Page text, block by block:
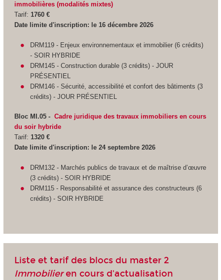
immobilières (modalités mixtes)
Tarif: 1760 €
Date limite d'inscription: le 16 décembre 2026
DRM119 - Enjeux environnementaux et immobilier (6 crédits)
- SOIR HYBRIDE
DRM145 - Construction durable (3 crédits) - JOUR
PRÉSENTIEL
DRM146 - Sécurité, accessibilité et confort des bâtiments (3
crédits) - JOUR PRÉSENTIEL
Bloc MI.05 - Cadre juridique des travaux immobiliers en cours
du soir hybride
Tarif: 1320 €
Date limite d'inscription: le 24 septembre 2026
DRM132 - Marchés publics de travaux et de maîtrise d’œuvre
(3 crédits) - SOIR HYBRIDE
DRM115 - Responsabilité et assurance des constructeurs (6
crédits) - SOIR HYBRIDE
Liste et tarif des blocs du master 2
Immobilieren cours d'actualisation